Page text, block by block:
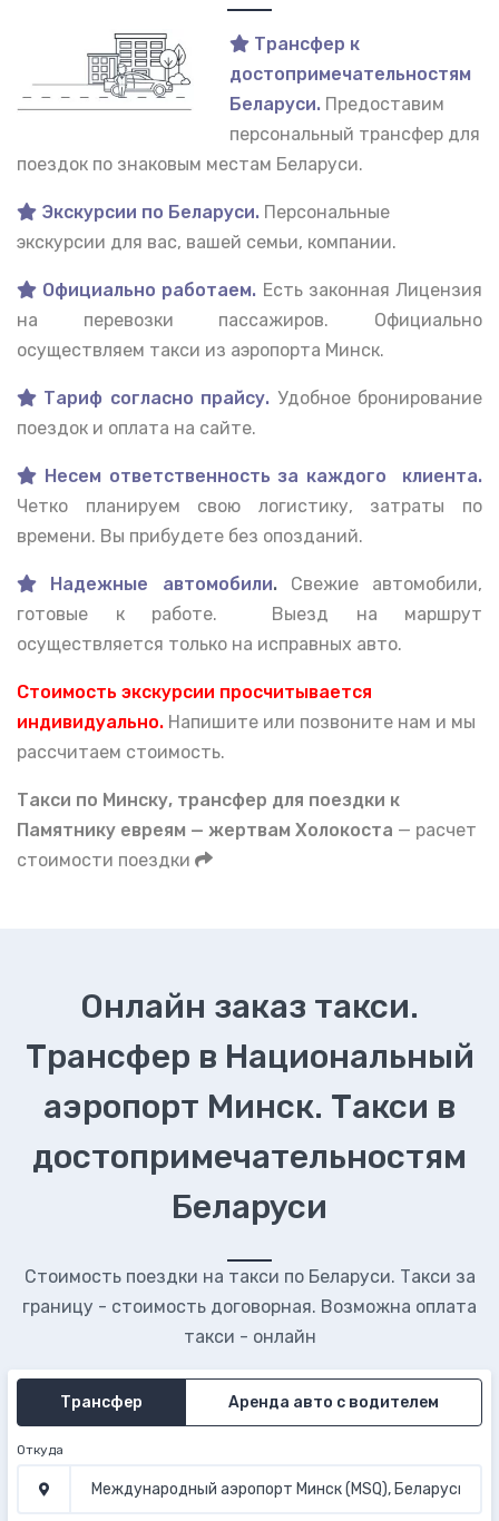
Трансфер к
достопримечательностям
Беларуси. Предоставим
персональный трансфер для
поездок по знаковым местам Беларуси.
Экскурсии по Беларуси. Персональные
экскурсии для вас, вашей семьи, компании.
Официально работаем. Есть законная Лицензия
на перевозки пассажиров. Официально
осуществляем такси из аэропорта Минск.
Тариф согласно прайсу. Удобное бронирование
поездок и оплата на сайте.
Несем ответственность за каждого клиента.
Четко планируем свою логистику, затраты по
времени. Вы прибудете без опозданий.
Надежные автомобили. Свежие автомобили,
готовые к работе. Выезд на маршрут
осуществляется только на исправных авто.
Стоимость экскурсии просчитывается
индивидуально. Напишите или позвоните нам и мы
рассчитаем стоимость.
Такси по Минску, трансфер для поездки к
Памятнику евреям — жертвам Холокоста — расчет
стоимости поездки
Онлайн заказ такси.
Трансфер в Национальный
аэропорт Минск. Такси в
достопримечательностям
Беларуси
Стоимость поездки на такси по Беларуси. Такси за
границу - стоимость договорная. Возможна оплата
такси - онлайн
Трансфер Аренда авто с водителем
Откуда